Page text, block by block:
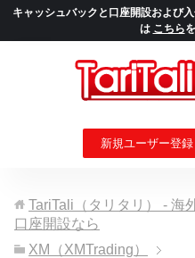
キャッシュバックと口座開設および
は こちら
新規ユーザー登録
TariTali（タリタリ） - 海
口座開設なら
XM（XMTrading）